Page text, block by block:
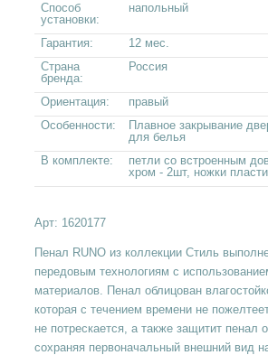
Способ
установки:
напольный
Гарантия:
12 мес.
Страна
бренда:
Россия
Ориентация:
правый
Особенности:
Плавное закрывание
для белья
В комплекте:
петли со встроенным
хром - 2шт, ножки
Арт: 1620177
Пенал RUNO из коллекции Стиль
передовым технологиям с
материалов. Пенал облицован
которая с течением времени не
не потрескается, а также защитит пенал
сохраняя первоначальный внешний вид